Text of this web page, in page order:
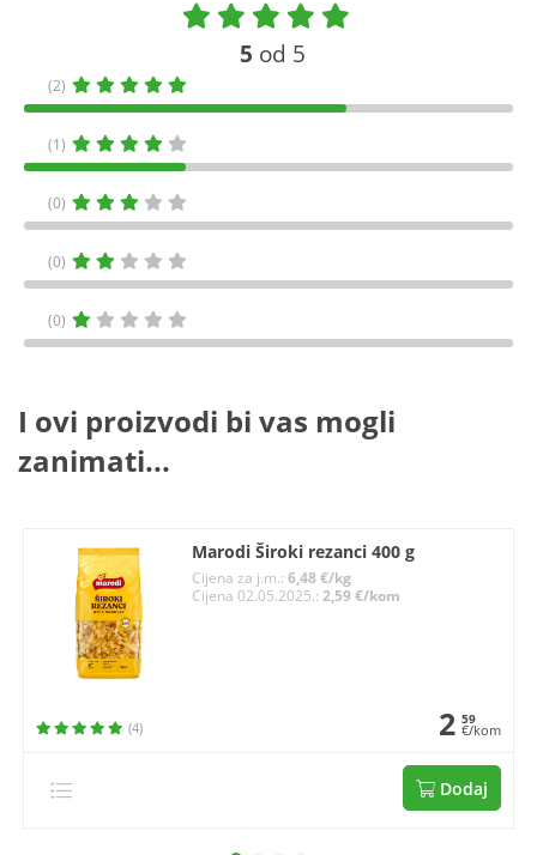
5 od 5
(2)
(1)
(0)
(0)
(0)
I ovi proizvodi bi vas mogli
zanimati...
Marodi Široki rezanci 400 g
Cijena za j.m.:6,48 €/kg
Cijena 02.05.2025.:2,59 €/kom
(4) 2 59
€/kom
Dodaj